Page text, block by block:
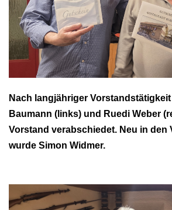
Nach langjähriger
Baumann (links) und Ruedi Weber
Vorstand verabschiedet. Neu in den
wurde Simon Widmer.